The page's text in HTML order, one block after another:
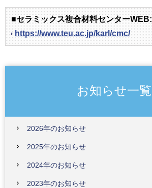
■セラミックス複合材料センターWEB:
https://www.teu.ac.jp/karl/cmc/
お知らせ一覧
2026年のお知らせ
2025年のお知らせ
2024年のお知らせ
2023年のお知らせ